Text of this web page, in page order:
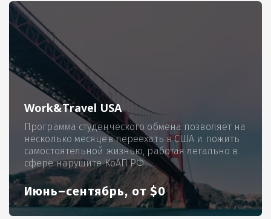
Work&Travel USA
Программа студенческого обмена позволяет на
несколько месяцев переехать в США и пожить
самостоятельной жизнью, работая легально в
сфере нарушите КоАП РФ
Июнь–сентябрь, от $0